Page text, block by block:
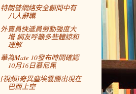
特朗普網絡安全顧問中有
八人辭職
外賣員快遞員勞動強度大
增 網友呼籲多些體諒和
理解
華為Mate 10發布時間確認
10月16日慕尼黑
[視頻]奇異塵埃雲團出現在
巴西上空